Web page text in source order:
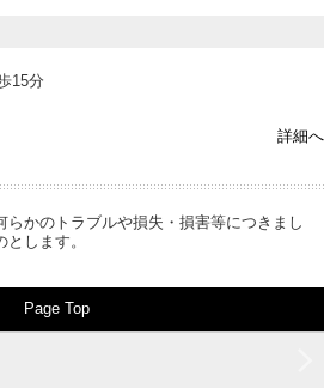
15分
詳細へ
らかのトラブルや損失・損害等につきまし
します。
Page Top